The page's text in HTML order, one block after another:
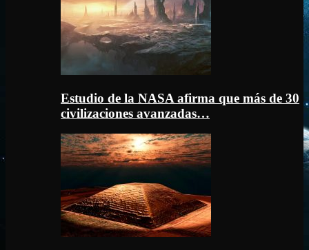
Estudio de la NASA afirma que más de 30
civilizaciones avanzadas…